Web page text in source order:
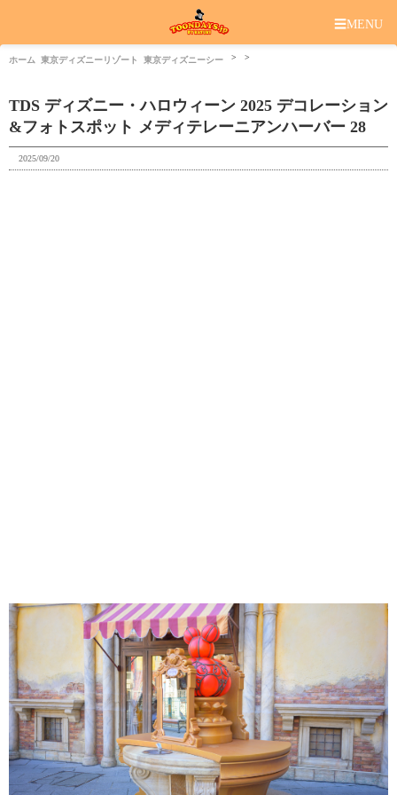
☰MENU
ホーム 東京ディズニーリゾート 東京ディズニーシー
TDS ディズニー・ハロウィーン 2025 デコレーション
&フォトスポット メディテレーニアンハーバー 28
2025/09/20